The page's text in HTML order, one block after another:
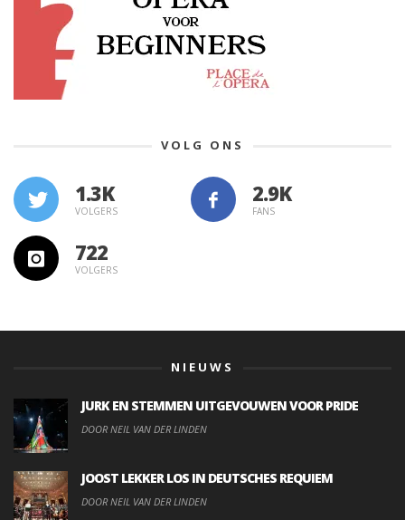
VOLG ONS
1.3K
VOLGERS FANS
722
VOLGERS
NIEUWS
JURK EN STEMMEN UITGEVOUWEN VOOR PRIDE
DOOR NEIL VAN DER LINDEN
JOOST LEKKER LOS IN DEUTSCHES REQUIEM
DOOR NEIL VAN DER LINDEN